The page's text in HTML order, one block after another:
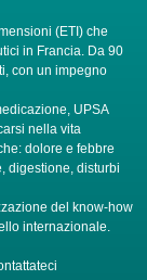
(ETI) che
in Francia. Da 90
con un impegno
UPSA
nella vita
dolore e febbre
digestione, disturbi
del know-how
internazionale.